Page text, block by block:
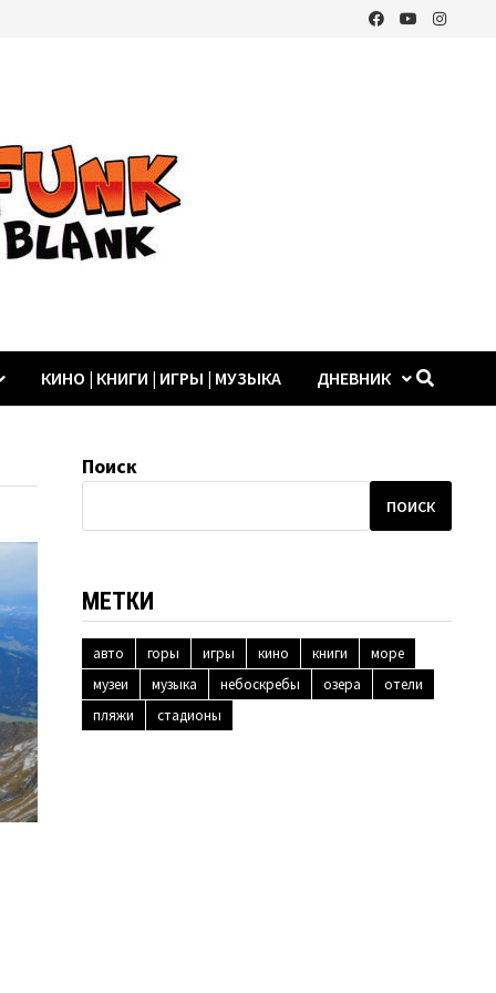
КИНО | КНИГИ | ИГРЫ | МУЗЫКА ДНЕВНИК
Поиск
ПОИСК
МЕТКИ
авто горы игры кино книги
море
музеи
музыка небоскребы озера
отели
пляжи
стадионы